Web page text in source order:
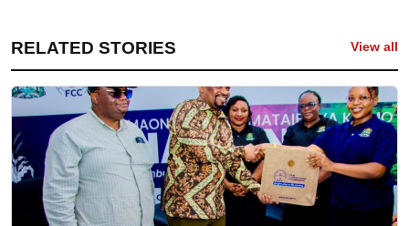
RELATED STORIES View all